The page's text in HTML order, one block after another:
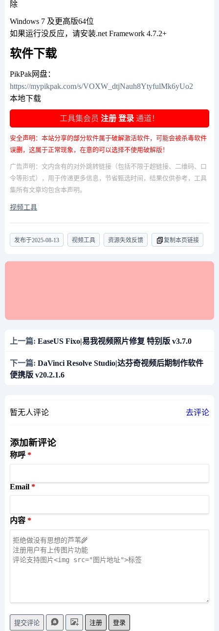
除
Windows 7 及更高版64位
如果运行没反应，请安装.net Framework 4.7.2+
软件下载
PikPak网盘：
https://mypikpak.com/s/VOXW_dtjNauh8YtyfulMk6yUo2
本地下载
工具集会员 注册 登录 通道！
安全声明：本站分享的部分软件属于破解激活软件，可能会被杀毒软件
误删，这属于正常现象，在意的可以选择不使用破解版！
广告声明：文内含有的对外跳转链接（包括不限于超链接、二维码、口
令等形式），用于传递更多信息，节省甄选时间，结果仅供参考，工具
集所有文章均包含本声明。
视频工具
发布于2025-08-13 视频工具 资源失效反馈 复制本页链接
上一篇: EaseUS Fixo|易我视频照片修复 特别版 v3.7.0
下一篇: DaVinci Resolve Studio|达芬奇视频后期制作软件
便携版 v20.2.1.6
暂无人评论 去评论
添加新评论
称呼
Email
内容
提交评论 注册 登录